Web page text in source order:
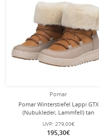
Pomar
Pomar Winterstiefel Lappi GTX
(Nubukleder, Lammfell) tan
braun/beige Damen
UVP: 279,00€
195,30€